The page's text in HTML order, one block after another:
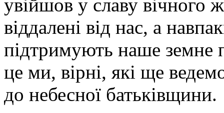
увійшов у славу вічного
віддалені від нас, а
підтримують наше земне
це ми, вірні, які ще
до небесної батьківщини.